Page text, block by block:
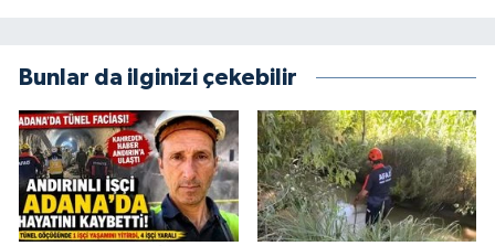
Bunlar da ilginizi çekebilir